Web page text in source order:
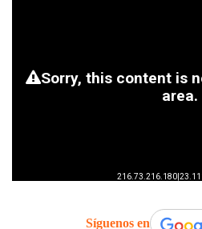
Síguenos en